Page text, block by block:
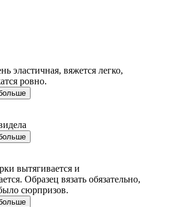
эластичная, вяжется легко,
ровно.
вытягивается и
Образец вязать обязательно,
сюрпризов.